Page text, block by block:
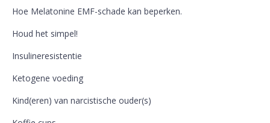
Hoe Melatonine EMF-schade kan beperken.
Houd het simpel!
Insulineresistentie
Ketogene voeding
Kind(eren) van narcistische ouder(s)